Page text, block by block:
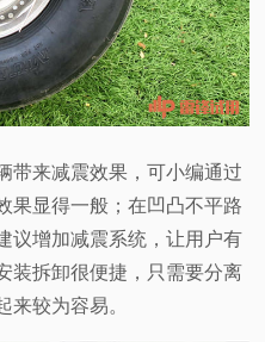
带来减震效果，可小编通过
果显得一般；在凹凸不平路
议增加减震系统，让用户有
装拆卸很便捷，只需要分离
来较为容易。